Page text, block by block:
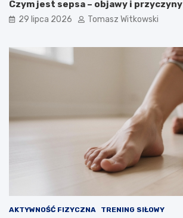
Czym jest sepsa – objawy i przyczyny
29 lipca 2026 Tomasz Witkowski
AKTYWNOŚĆ FIZYCZNA TRENING SIŁOWY